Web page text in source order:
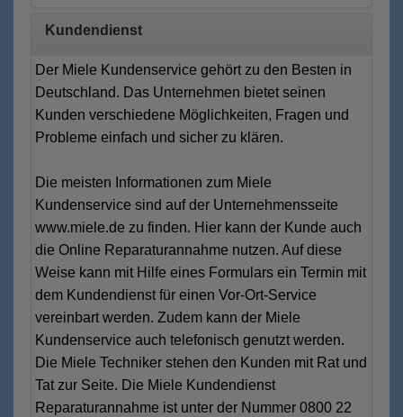
Kundendienst
Der Miele Kundenservice gehört zu den Besten in
Deutschland. Das Unternehmen bietet seinen
Kunden verschiedene Möglichkeiten, Fragen und
Probleme einfach und sicher zu klären.
Die meisten Informationen zum Miele
Kundenservice sind auf der Unternehmensseite
www.miele.de zu finden. Hier kann der Kunde auch
die Online Reparaturannahme nutzen. Auf diese
Weise kann mit Hilfe eines Formulars ein Termin mit
dem Kundendienst für einen Vor-Ort-Service
vereinbart werden. Zudem kann der Miele
Kundenservice auch telefonisch genutzt werden.
Die Miele Techniker stehen den Kunden mit Rat und
Tat zur Seite. Die Miele Kundendienst
Reparaturannahme ist unter der Nummer 0800 22